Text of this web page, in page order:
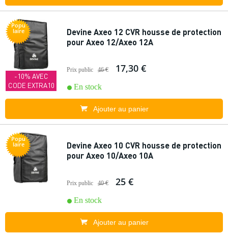
Popu
laire
-10% AVEC
CODE EXTRA10
Devine Axeo 12 CVR housse de protection
pour Axeo 12/Axeo 12A
Prix public 46 € 17,30 €
En stock
Ajouter au panier
Popu
laire
Devine Axeo 10 CVR housse de protection
pour Axeo 10/Axeo 10A
Prix public 40 € 25 €
En stock
Ajouter au panier